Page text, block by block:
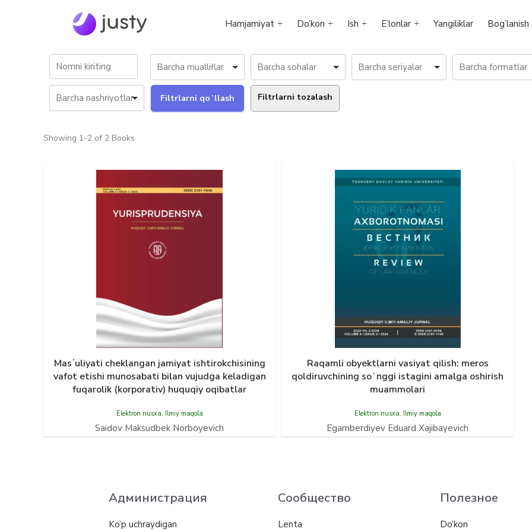
Hamjamiyat Do’kon Ish E’lonlar Yangiliklar Bog’lanish
Filtrlarni tozalash
Showing 1-2 of 2 Books
Masʼuliyati cheklangan jamiyat ishtirokchisining
vafot etishi munosabati bilan vujudga keladigan
fuqarolik (korporativ) huquqiy oqibatlar
Elektron nusxa, Ilmiy maqola
Saidov Maksudbek Norboyevich
Raqamli obyektlarni vasiyat qilish: meros
qoldiruvchining soʻnggi istagini amalga oshirish
muammolari
Elektron nusxa, Ilmiy maqola
Egamberdiyev Eduard Xajibayevich
Администрация
Ko’p uchraydigan
Сообщество
Lenta
Полезное
Do’kon